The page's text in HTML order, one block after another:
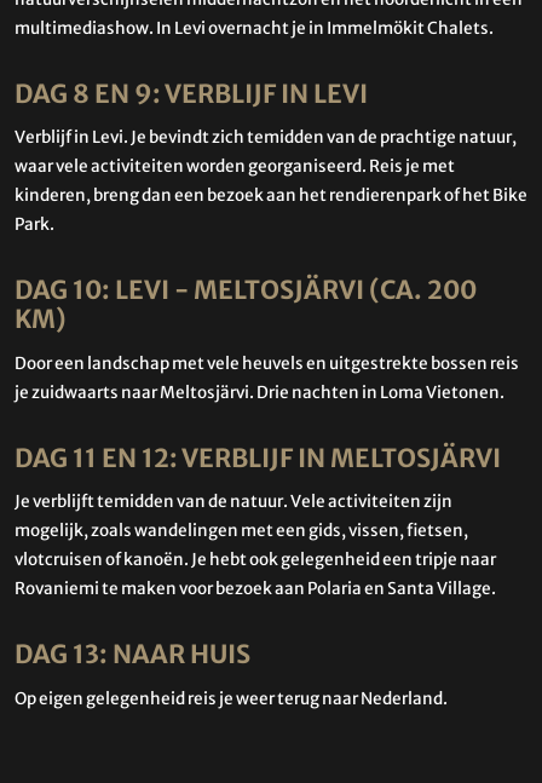
multimediashow. In Levi overnacht je in Immelmökit Chalets.
DAG 8 EN 9: VERBLIJF IN LEVI
Verblijf in Levi. Je bevindt zich temidden van de prachtige natuur,
waar vele activiteiten worden georganiseerd. Reis je met
kinderen, breng dan een bezoek aan het rendierenpark of het Bike
Park.
DAG 10: LEVI - MELTOSJÄRVI (CA. 200
KM)
Door een landschap met vele heuvels en uitgestrekte bossen reis
je zuidwaarts naar Meltosjärvi. Drie nachten in Loma Vietonen.
DAG 11 EN 12: VERBLIJF IN MELTOSJÄRVI
Je verblijft temidden van de natuur. Vele activiteiten zijn
mogelijk, zoals wandelingen met een gids, vissen, fietsen,
vlotcruisen of kanoën. Je hebt ook gelegenheid een tripje naar
Rovaniemi te maken voor bezoek aan Polaria en Santa Village.
DAG 13: NAAR HUIS
Op eigen gelegenheid reis je weer terug naar Nederland.